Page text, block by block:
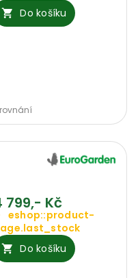
Do košíku
799,- Kč
eshop::product-
Do košíku